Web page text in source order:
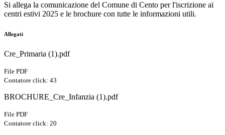
Si allega la comunicazione del Comune di Cento per l'iscrizione ai
centri estivi 2025 e le brochure con tutte le informazioni utili.
Allegati
Cre_Primaria (1).pdf
File PDF
Contatore click: 43
BROCHURE_Cre_Infanzia (1).pdf
File PDF
Contatore click: 20